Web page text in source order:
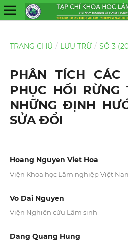
TRANG CHỦ / LƯU TRỮ / SỐ 3
PHÂN TÍCH CÁC
PHỤC HỒI RỪNG
NHỮNG ĐỊNH
SỬA ĐỔI
Hoang Nguyen Viet Hoa
Viện Khoa học Lâm nghiệp Việt
Vo Dai Nguyen
Viện Nghiên cứu Lâm sinh
Dang Quang Hung